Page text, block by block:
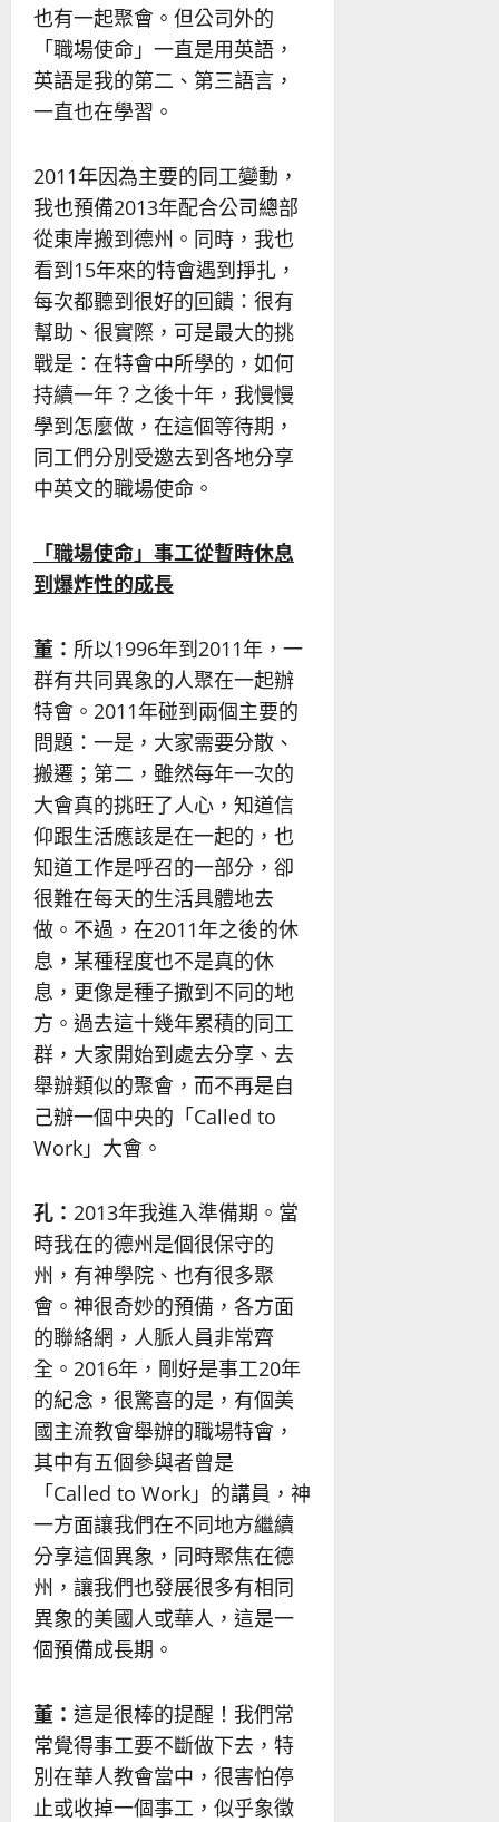
也有一起聚會。但公司外的
「職場使命」一直是用英語，
英語是我的第二、第三語言，
一直也在學習。
2011年因為主要的同工變動，
我也預備2013年配合公司總部
從東岸搬到德州。同時，我也
看到15年來的特會遇到掙扎，
每次都聽到很好的回饋：很有
幫助、很實際，可是最大的挑
戰是：在特會中所學的，如何
持續一年？之後十年，我慢慢
學到怎麼做，在這個等待期，
同工們分別受邀去到各地分享
中英文的職場使命。
「職場使命」事工從暫時休息
到爆炸性的成長
董： 所以1996年到2011年，一
群有共同異象的人聚在一起辦
特會。2011年碰到兩個主要的
問題：一是，大家需要分散、
搬遷；第二，雖然每年一次的
大會真的挑旺了人心，知道信
仰跟生活應該是在一起的，也
知道工作是呼召的一部分，卻
很難在每天的生活具體地去
做。不過，在2011年之後的休
息，某種程度也不是真的休
息，更像是種子撒到不同的地
方。過去這十幾年累積的同工
群，大家開始到處去分享、去
舉辦類似的聚會，而不再是自
己辦一個中央的「Called to
Work」大會。
孔： 2013年我進入準備期。當
時我在的德州是個很保守的
州，有神學院、也有很多聚
會。神很奇妙的預備，各方面
的聯絡網，人脈人員非常齊
全。2016年，剛好是事工20年
的紀念，很驚喜的是，有個美
國主流教會舉辦的職場特會，
其中有五個參與者曾是
「Called to Work」的講員，神
一方面讓我們在不同地方繼續
分享這個異象，同時聚焦在德
州，讓我們也發展很多有相同
異象的美國人或華人，這是一
個預備成長期。
董： 這是很棒的提醒！我們常
常覺得事工要不斷做下去，特
別在華人教會當中，很害怕停
止或收掉一個事工，似乎象徵